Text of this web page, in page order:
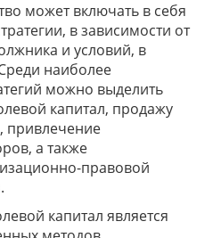
может включать в себя
в зависимости от
и условий, в
наиболее
можно выделить
капитал, продажу
привлечение
а также
правовой
капитал является